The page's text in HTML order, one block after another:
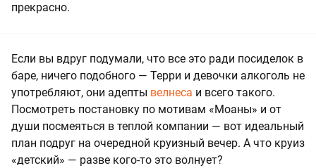
прекрасно.
Если вы вдруг подумали, что все это ради посиделок в
баре, ничего подобного — Терри и девочки алкоголь не
употребляют, они адепты велнеса и всего такого.
Посмотреть постановку по мотивам «Моаны» и от
души посмеяться в теплой компании — вот идеальный
план подруг на очередной круизный вечер. А что круиз
«детский» — разве кого-то это волнует?